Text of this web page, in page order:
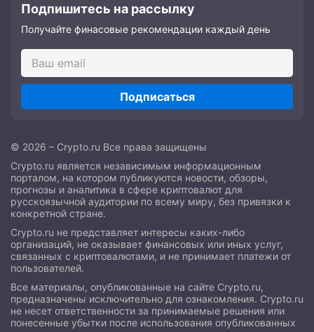
Подпишитесь на рассылку
Получайте финасовые рекомендации каждый день
Подписаться
© 2026 – Crypto.ru Все права защищены
Crypto.ru является независимым информационным
порталом, на котором публикуются новости, обзоры,
прогнозы и аналитика в сфере криптовалют для
русскоязычной аудитории по всему миру, без привязки к
конкретной стране.
Crypto.ru не представляет интересы каких-либо
организаций, не оказывает финансовых или иных услуг,
связанных с криптовалютами, и не принимает платежи от
пользователей.
Все материалы, опубликованные на сайте Crypto.ru,
предназначены исключительно для ознакомления. Crypto.ru
не несет ответственности за принимаемые решения или
понесенные убытки после использования опубликованных